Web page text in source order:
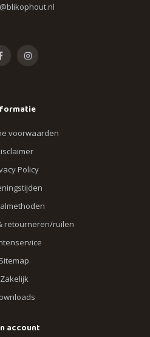
voorwaarden
Policy
retourneren/ruilen
Sitemap
Zakelijk
account